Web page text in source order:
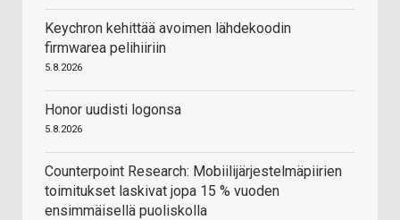
Keychron kehittää avoimen lähdekoodin
firmwarea pelihiiriin
5.8.2026
Honor uudisti logonsa
5.8.2026
Counterpoint Research: Mobiilijärjestelmäpiirien
toimitukset laskivat jopa 15 % vuoden
ensimmäisellä puoliskolla